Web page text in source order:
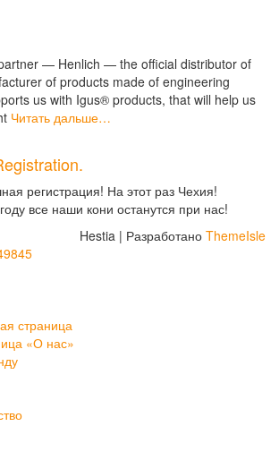
— Henlich — the official distributor of
of products made of engineering
us with Igus® products, that will help us
Читать дальше…
регистрация! На этот раз Чехия!
все наши кони останутся при нас!
страница
«О нас»
Hestia | Разработано ThemeIsle